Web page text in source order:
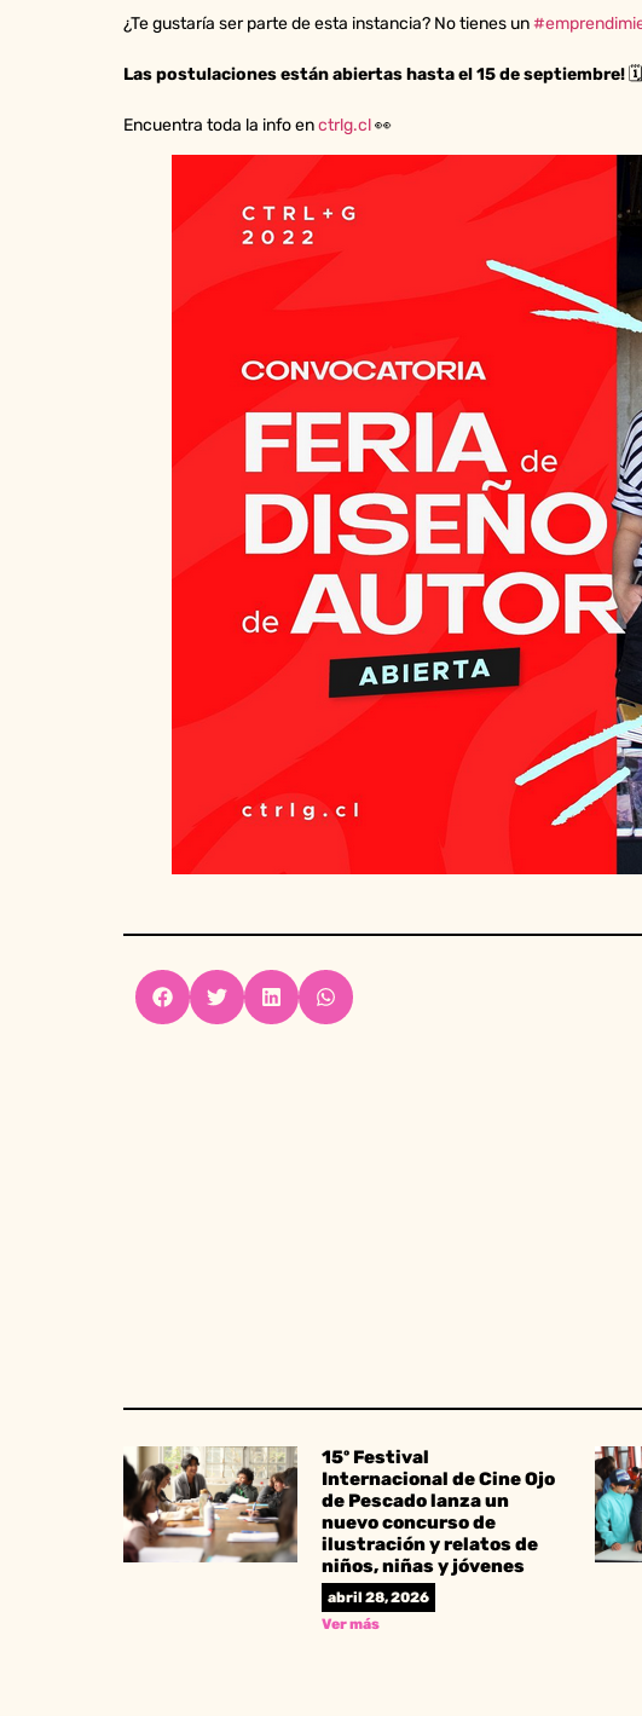
¿Te gustaría ser parte de esta instancia? No tienes un
Las postulaciones están abiertas hasta el 15 de septiembre! 🗓
Encuentra toda la info enctrlg.cl👀
15º Festival
Internacional de Cine Ojo
de Pescado lanza un
nuevo concurso de
ilustración y relatos de
niños, niñas y jóvenes
abril 28, 2026
Ver más